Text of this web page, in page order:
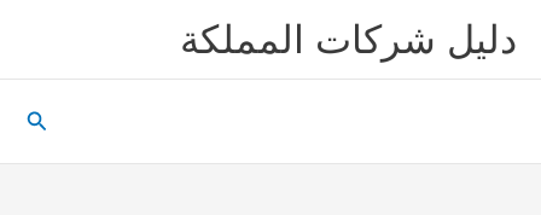
دليل شركات المملكة